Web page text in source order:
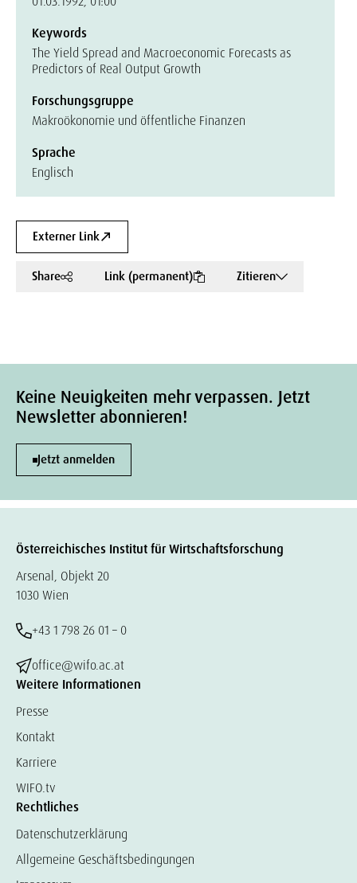
Keywords
The Yield Spread and Macroeconomic Forecasts as
Predictors of Real Output Growth
Forschungsgruppe
Makroökonomie und öffentliche Finanzen
Sprache
Englisch
Externer Link
Share Link (permanent) Zitieren
Keine Neuigkeiten mehr verpassen. Jetzt
Newsletter abonnieren!
Jetzt anmelden
Österreichisches Institut für Wirtschaftsforschung
Arsenal, Objekt 20
1030 Wien
+43 1 798 26 01 – 0
office@wifo.ac.at
Weitere Informationen
Presse
Kontakt
Karriere
WIFO.tv
Rechtliches
Datenschutzerklärung
Allgemeine Geschäftsbedingungen